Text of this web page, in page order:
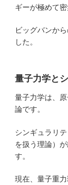
ギーが極めて密
ビッグバンか
した。
量子力学と
量子力学は、
論です。
シンギュラリ
を扱う理論）
す。
現在、量子重